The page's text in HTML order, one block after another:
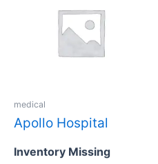
medical
Apollo Hospital
Inventory Missing